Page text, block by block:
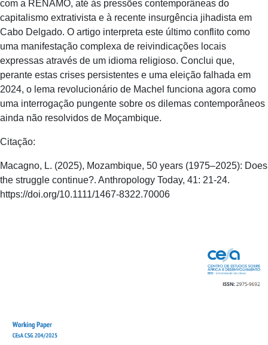
com a RENAMO, até às pressões contemporâneas do
capitalismo extrativista e à recente insurgência jihadista em
Cabo Delgado. O artigo interpreta este último conflito como
uma manifestação complexa de reivindicações locais
expressas através de um idioma religioso. Conclui que,
perante estas crises persistentes e uma eleição falhada em
2024, o lema revolucionário de Machel funciona agora como
uma interrogação pungente sobre os dilemas contemporâneos
ainda não resolvidos de Moçambique.
Citação:
Macagno, L. (2025), Mozambique, 50 years (1975–2025): Does
the struggle continue?. Anthropology Today, 41: 21-24.
https://doi.org/10.1111/1467-8322.70006